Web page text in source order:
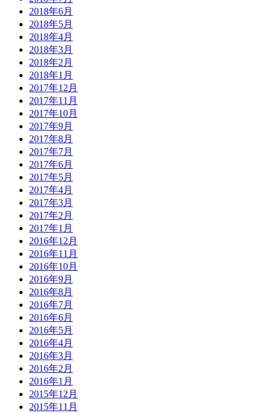
2018年6月
2018年5月
2018年4月
2018年3月
2018年2月
2018年1月
2017年12月
2017年11月
2017年10月
2017年9月
2017年8月
2017年7月
2017年6月
2017年5月
2017年4月
2017年3月
2017年2月
2017年1月
2016年12月
2016年11月
2016年10月
2016年9月
2016年8月
2016年7月
2016年6月
2016年5月
2016年4月
2016年3月
2016年2月
2016年1月
2015年12月
2015年11月